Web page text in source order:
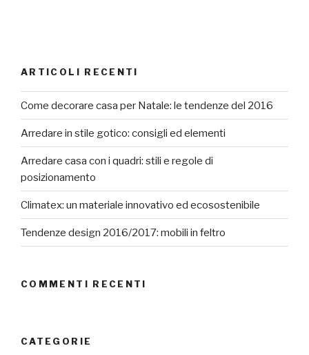
ARTICOLI RECENTI
Come decorare casa per Natale: le tendenze del 2016
Arredare in stile gotico: consigli ed elementi
Arredare casa con i quadri: stili e regole di
posizionamento
Climatex: un materiale innovativo ed ecosostenibile
Tendenze design 2016/2017: mobili in feltro
COMMENTI RECENTI
CATEGORIE